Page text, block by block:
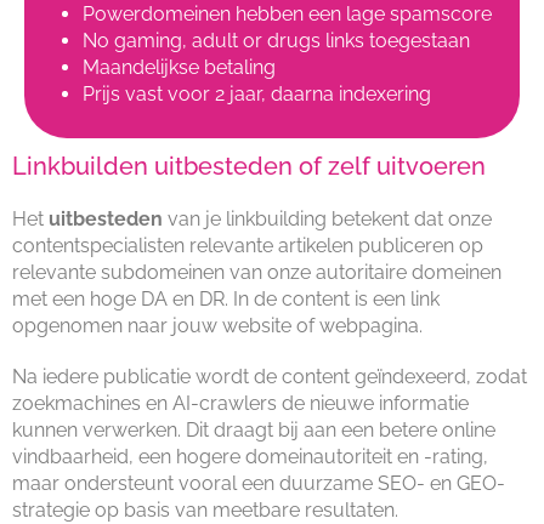
Powerdomeinen hebben een lage spamscore
No gaming, adult or drugs links toegestaan
Maandelijkse betaling
Prijs vast voor 2 jaar, daarna indexering
Linkbuilden uitbesteden of zelf uitvoeren
Het uitbesteden van je linkbuilding betekent dat onze
contentspecialisten relevante artikelen publiceren op
relevante subdomeinen van onze autoritaire domeinen
met een hoge DA en DR. In de content is een link
opgenomen naar jouw website of webpagina.
Na iedere publicatie wordt de content geïndexeerd, zodat
zoekmachines en AI-crawlers de nieuwe informatie
kunnen verwerken. Dit draagt bij aan een betere online
vindbaarheid, een hogere domeinautoriteit en -rating,
maar ondersteunt vooral een duurzame SEO- en GEO-
strategie op basis van meetbare resultaten.